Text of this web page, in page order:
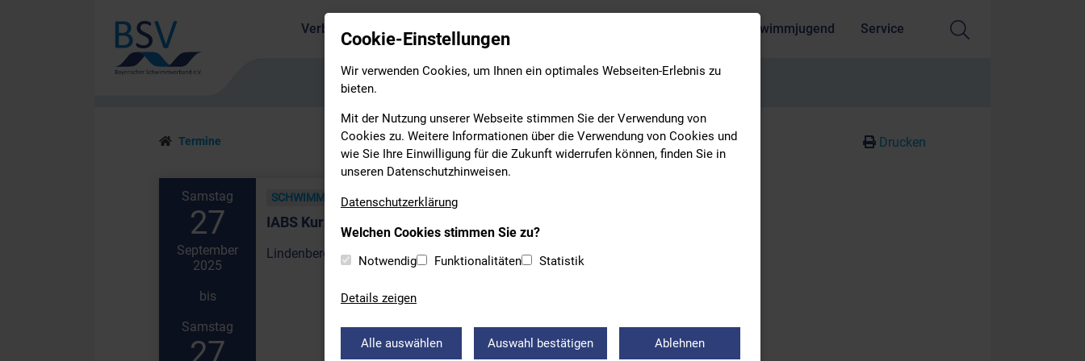
Verband Leistungs- & Wettkampfsport Schwimmjugend Service
Termine Drucken
Samstag
27
September
2025
bis
Samstag
27
SCHWIMMEN
IABS Kurzbahn
Lindenberg | Verein | TV 1858 Lindenberg
Cookie-Einstellungen
Wir verwenden Cookies, um Ihnen ein optimales Webseiten-Erlebnis zu
bieten.
Mit der Nutzung unserer Webseite stimmen Sie der Verwendung von
Cookies zu. Weitere Informationen über die Verwendung von Cookies und
wie Sie Ihre Einwilligung für die Zukunft widerrufen können, finden Sie in
unseren Datenschutzhinweisen.
Datenschutzerklärung
Welchen Cookies stimmen Sie zu?
Notwendig Funktionalitäten Statistik
Details zeigen
Alle auswählen Auswahl bestätigen Ablehnen